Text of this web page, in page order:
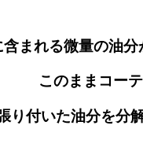
まれる微量の油分
このままコー
り付いた油分を分